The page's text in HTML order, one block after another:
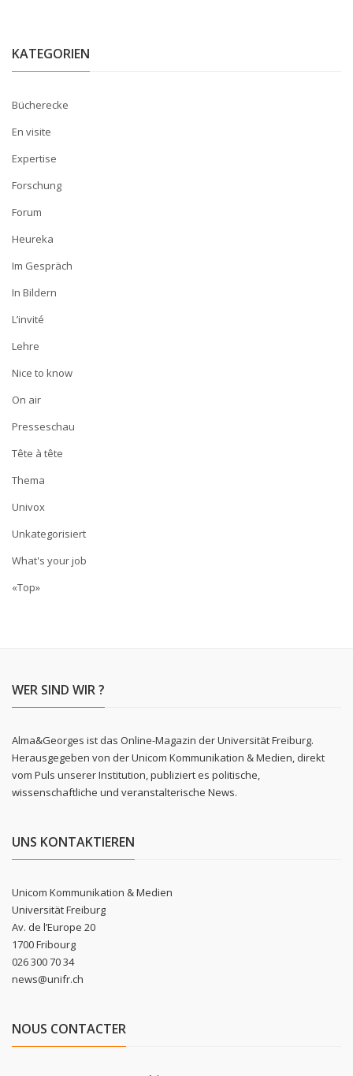
KATEGORIEN
Bücherecke
En visite
Expertise
Forschung
Forum
Heureka
Im Gespräch
In Bildern
L’invité
Lehre
Nice to know
On air
Presseschau
Tête à tête
Thema
Univox
Unkategorisiert
What's your job
«Top»
WER SIND WIR ?
Alma&Georges ist das Online-Magazin der Universität Freiburg.
Herausgegeben von der Unicom Kommunikation & Medien, direkt
vom Puls unserer Institution, publiziert es politische,
wissenschaftliche und veranstalterische News.
UNS KONTAKTIEREN
Unicom Kommunikation & Medien
Universität Freiburg
Av. de l’Europe 20
1700 Fribourg
026 300 70 34
news@unifr.ch
NOUS CONTACTER